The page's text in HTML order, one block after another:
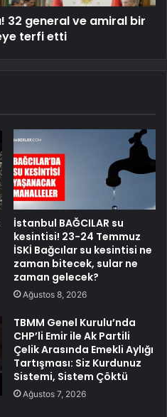
32 general ve amiral bir
terfi etti
İstanbul BAĞCILAR su
kesintisi! 23-24 Temmuz
İSKİ Bağcılar su kesintisi ne
zaman bitecek, sular ne
zaman gelecek?
Ağustos 8, 2026
TBMM Genel Kurulu’nda
CHP’li Emir ile Ak Partili
Çelik Arasında Emekli Aylığı
Tartışması: Siz Kurdunuz
Sistemi, Sistem Çöktü
Ağustos 7, 2026